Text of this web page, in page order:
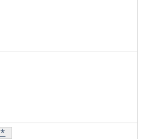
de bas de page